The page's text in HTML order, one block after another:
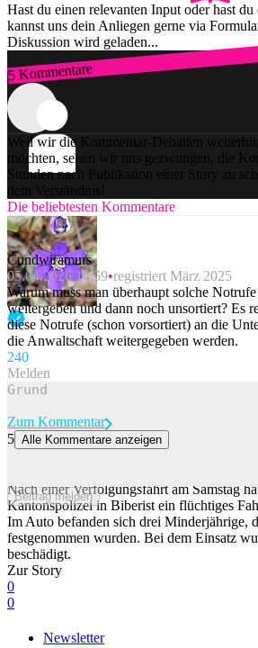
Hast du einen relevanten Input oder hast
kannst uns dein Anliegen gerne via
Diskussion wird geladen...
5 Kommentare
Zum Login
Weil wir die Kommentar-Debatten weiterhin
möchten, sehen wir uns gezwungen, die
Stunden nach Publikation einer Story zu
dein Verständnis!
Die beliebtesten Kommentare
Cundwiramurs
05.04.2026 14:59 registriert März 2025
Warum muss man überhaupt solche
weitergeben und dann noch unsortiert? Es
diese Notrufe (schon vorsortiert) an die
die Anwaltschaft weitergegeben werden.
240
Melden
Beitrag melden
Zum Kommentar
5 Alle Kommentare anzeigen
Nach einer Verfolgungsfahrt am Samstag
Kantonspolizei in Biberist ein flüchtiges
Im Auto befanden sich drei Minderjährige,
festgenommen wurden. Bei dem Einsatz
beschädigt.
Zur Story
0
0
Newsletter